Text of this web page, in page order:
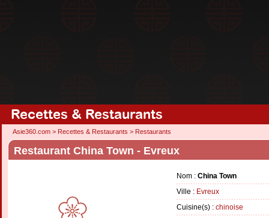
Recettes & Restaurants
Asie360.com > Recettes & Restaurants > Restaurants
Restaurant China Town - Evreux
Nom : China Town
Ville : Evreux
Cuisine(s) : chinoise